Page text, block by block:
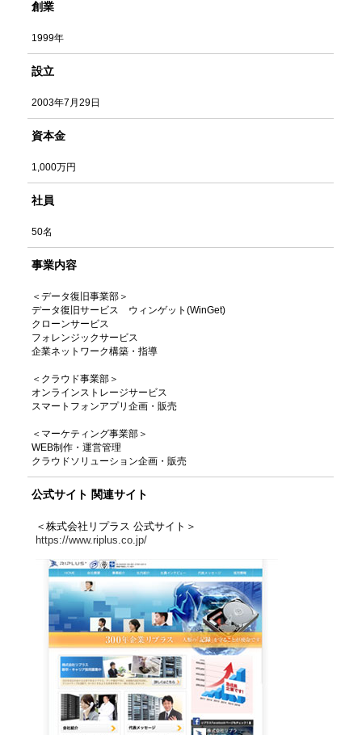
創業
1999年
設立
2003年7月29日
資本金
1,000万円
社員
50名
事業内容
＜データ復旧事業部＞
データ復旧サービス ウィンゲット(WinGet)
クローンサービス
フォレンジックサービス
企業ネットワーク構築・指導
＜クラウド事業部＞
オンラインストレージサービス
スマートフォンアプリ企画・販売
＜マーケティング事業部＞
WEB制作・運営管理
クラウドソリューション企画・販売
公式サイト 関連サイト
＜株式会社リプラス 公式サイト＞
https://www.riplus.co.jp/